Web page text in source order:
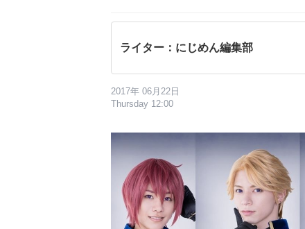
ライター：にじめん編集部
2017年 06月22日
Thursday 12:00